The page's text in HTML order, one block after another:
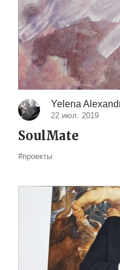
Yelena
22 июл. 2019
SoulMate
#проекты